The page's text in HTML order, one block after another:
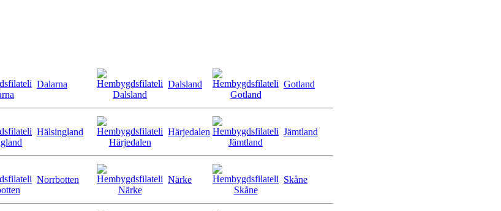
Dalarna Dalsland Gotland
Hälsingland Härjedalen Jämtland
Norrbotten Närke Skåne